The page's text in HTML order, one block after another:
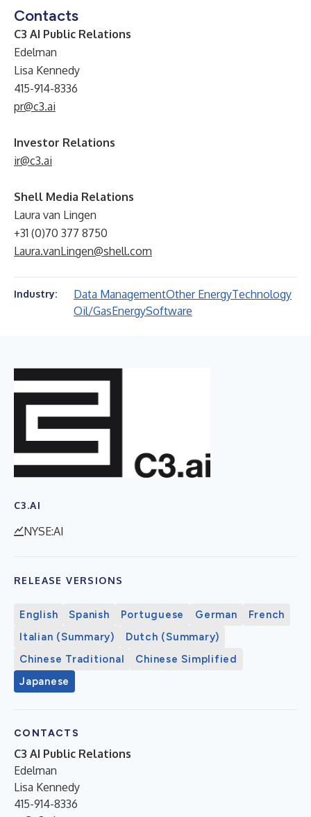
Contacts
C3 AI Public Relations
Edelman
Lisa Kennedy
415-914-8336
pr@c3.ai
Investor Relations
ir@c3.ai
Shell Media Relations
Laura van Lingen
+31 (0)70 377 8750
Laura.vanLingen@shell.com
Industry: Data ManagementOther EnergyTechnology
Oil/GasEnergySoftware
C3.AI
NYSE:AI
RELEASE VERSIONS
English Spanish Portuguese German
French
Italian (Summary)
Dutch (Summary)
Chinese Traditional
Chinese Simplified
Japanese
CONTACTS
C3 AI Public Relations
Edelman
Lisa Kennedy
415-914-8336